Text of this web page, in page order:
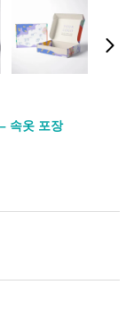
속옷 포장